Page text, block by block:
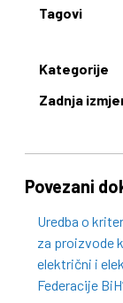
Tagovi
Kategorije
Zadnja
Povezani
Uredba o
za proizvode
električni i
Federacije